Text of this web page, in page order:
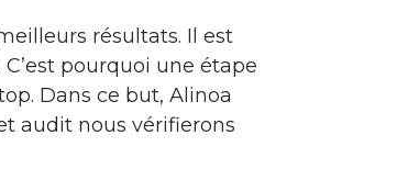
résultats. Il est
pourquoi une étape
Dans ce but, Alinoa
audit nous vérifierons